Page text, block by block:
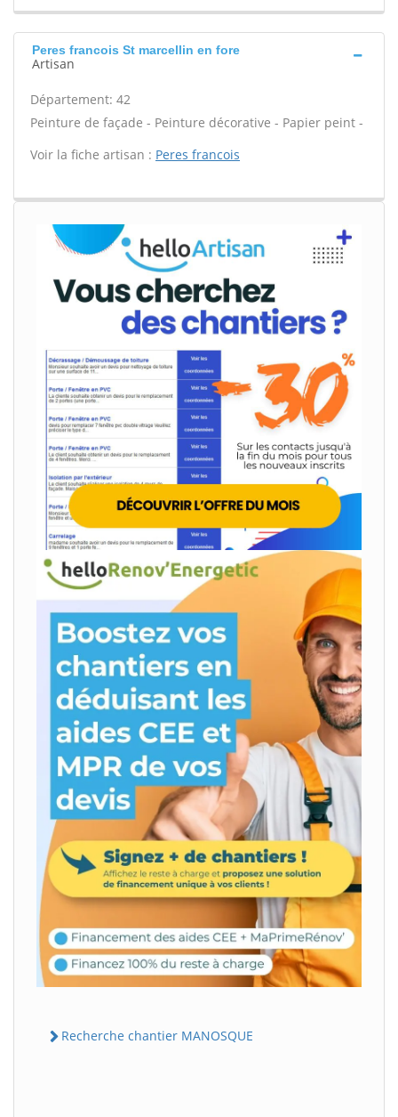
Peres francois St marcellin en fore
Artisan
Département: 42
Peinture de façade - Peinture décorative - Papier peint -
Voir la fiche artisan : Peres francois
Recherche chantier MANOSQUE